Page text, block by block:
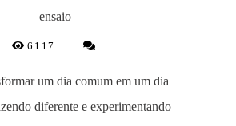
ensaio
6117
um dia comum em um dia
diferente e experimentando